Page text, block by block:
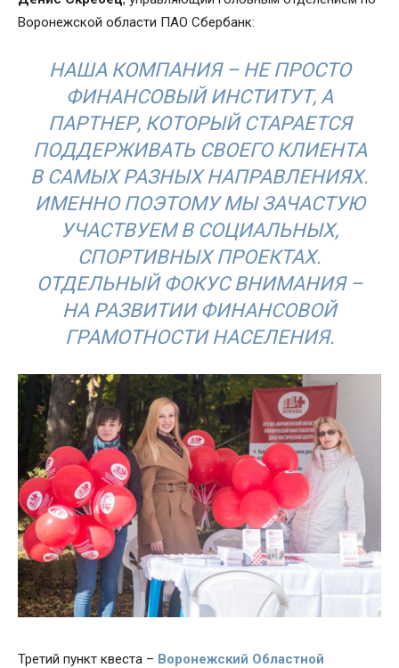
Воронежской области ПАО Сбербанк:
НАША КОМПАНИЯ – НЕ ПРОСТО
ФИНАНСОВЫЙ ИНСТИТУТ, А
ПАРТНЕР, КОТОРЫЙ СТАРАЕТСЯ
ПОДДЕРЖИВАТЬ СВОЕГО КЛИЕНТА
В САМЫХ РАЗНЫХ НАПРАВЛЕНИЯХ.
ИМЕННО ПОЭТОМУ МЫ ЗАЧАСТУЮ
УЧАСТВУЕМ В СОЦИАЛЬНЫХ,
СПОРТИВНЫХ ПРОЕКТАХ.
ОТДЕЛЬНЫЙ ФОКУС ВНИМАНИЯ –
НА РАЗВИТИИ ФИНАНСОВОЙ
ГРАМОТНОСТИ НАСЕЛЕНИЯ.
Третий пункт квеста – Воронежский Областной